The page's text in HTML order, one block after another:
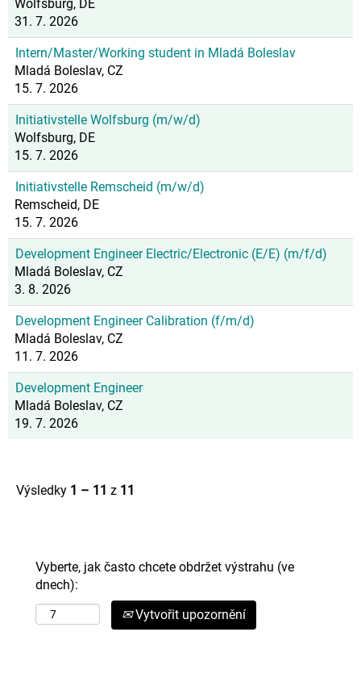
Wolfsburg, DE
31. 7. 2026
Intern/Master/Working student in Mladá Boleslav
Mladá Boleslav, CZ
15. 7. 2026
Initiativstelle Wolfsburg (m/w/d)
Wolfsburg, DE
15. 7. 2026
Initiativstelle Remscheid (m/w/d)
Remscheid, DE
15. 7. 2026
Development Engineer Electric/Electronic (E/E) (m/f/d)
Mladá Boleslav, CZ
3. 8. 2026
Development Engineer Calibration (f/m/d)
Mladá Boleslav, CZ
11. 7. 2026
Development Engineer
Mladá Boleslav, CZ
19. 7. 2026
Výsledky 1 – 11 z 11
Vyberte, jak často chcete obdržet výstrahu (ve
dnech):
Vytvořit upozornění